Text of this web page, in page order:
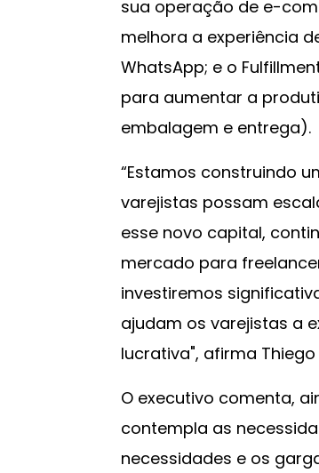
sua operação de e-
melhora a experiência
WhatsApp; e o
para aumentar a
embalagem e entrega).
“Estamos construindo
varejistas possam
esse novo capital,
mercado para
investiremos
ajudam os varejistas a
lucrativa", afirma
O executivo comenta,
contempla as
necessidades e os